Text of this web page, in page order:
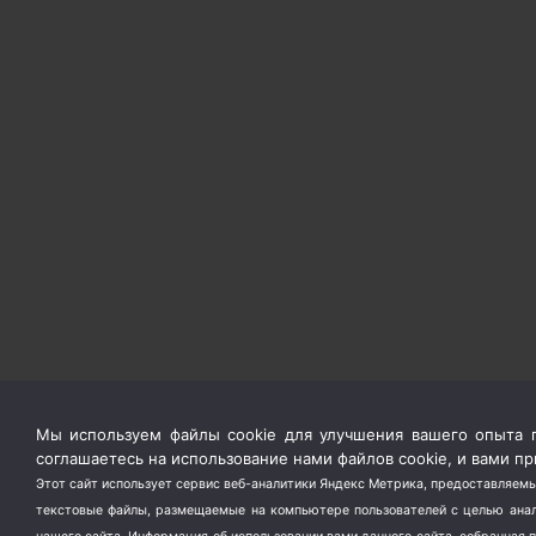
Мы используем файлы cookie для улучшения вашего опыта
соглашаетесь на использование нами файлов cookie, и вами
Этот сайт использует сервис веб-аналитики Яндекс Метрика,
текстовые файлы, размещаемые на компьютере пользователей с целью